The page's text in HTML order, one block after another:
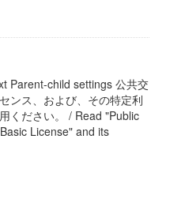
Parent-child settings 公共交
ンス、および、その特定利
ください。 / Read "Public
License" and its